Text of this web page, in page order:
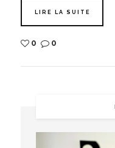
LIRE LA SUITE
0 0